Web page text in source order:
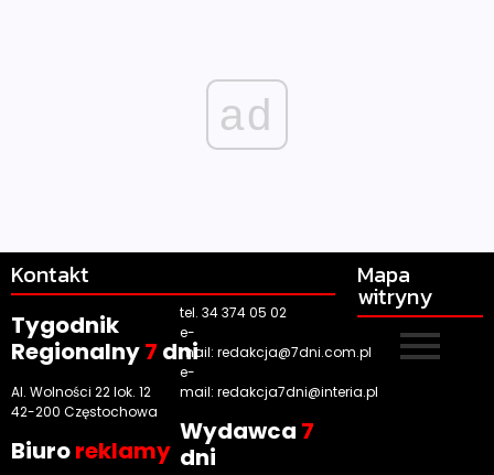
ad
Kontakt
Tygodnik
Regionalny7 dni
Al. Wolności 22 lok. 12
42-200 Częstochowa
Biuroreklamy
tel. 34 374 05 02
e-
mail: redakcja@7dni.com.pl
e-
mail: redakcja7dni@interia.pl
Wydawca 7
dni
Mapa
witryny